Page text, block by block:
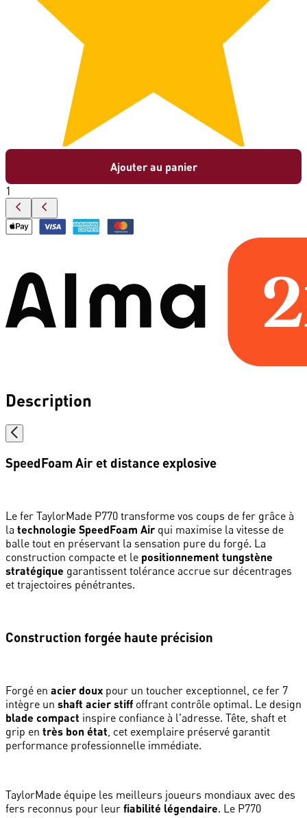
Ajouter au panier
1
Description
SpeedFoam Air et distance explosive
Le fer TaylorMade P770 transforme vos coups de fer grâce à
la technologie SpeedFoam Air qui maximise la vitesse de
balle tout en préservant la sensation pure du forgé. La
construction compacte et le positionnement tungstène
stratégique garantissent tolérance accrue sur décentrages
et trajectoires pénétrantes.
Construction forgée haute précision
Forgé en acier doux pour un toucher exceptionnel, ce fer 7
intègre un shaft acier stiff offrant contrôle optimal. Le design
blade compact inspire confiance à l'adresse. Tête, shaft et
grip en très bon état , cet exemplaire préservé garantit
performance professionnelle immédiate.
TaylorMade équipe les meilleurs joueurs mondiaux avec des
fers reconnus pour leur fiabilité légendaire. Le P770